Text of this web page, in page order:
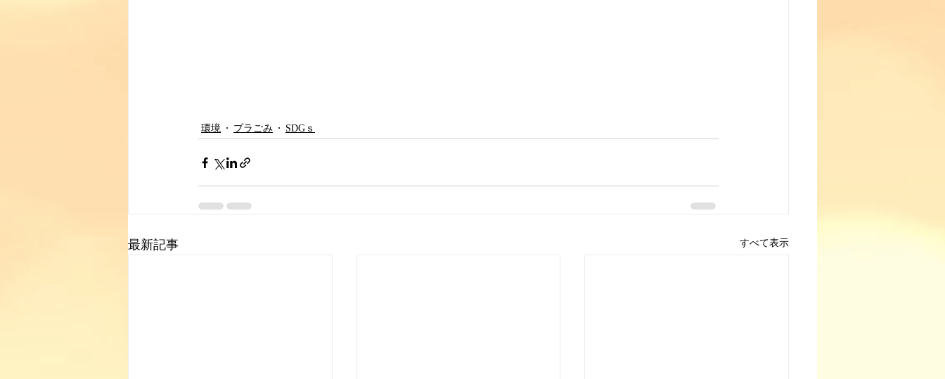
環境 プラごみ SDGｓ
最新記事 すべて表示